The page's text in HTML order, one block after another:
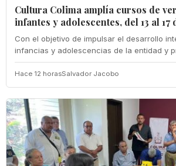
Cultura Colima amplía cursos de
infantes y adolescentes, del 13 al 17
Con el objetivo de impulsar el desarrollo
infancias y adolescencias de la entidad y
Hace 12 horasSalvador Jacobo